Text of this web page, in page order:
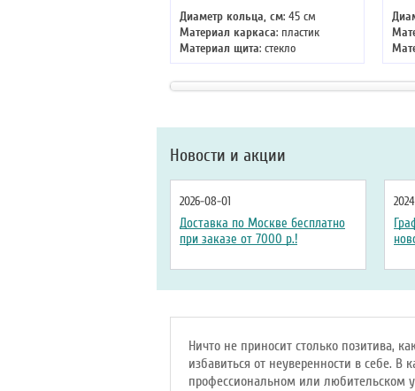
Диаметр кольца, см: 45 см
Материал каркаса: пластик
Материал щита: стекло
Размер щита, см: 127 х 80
Тип складного механизма:
механический
Тип
Новости и акции
2026-08-01
Доставка по Москве бесплатно
при заказе от 7000 р.!
Ничто не приносит столько
избавиться от неуверенности в себе. В
профессиональном или любительском